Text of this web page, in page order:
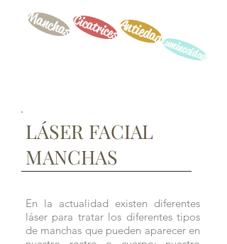
Manchas Antiedad
Cicatrices
Luminosidad
LÁSER FACIAL
MANCHAS
En la actualidad existen diferentes
láser para tratar los diferentes tipos
de manchas que pueden aparecer en